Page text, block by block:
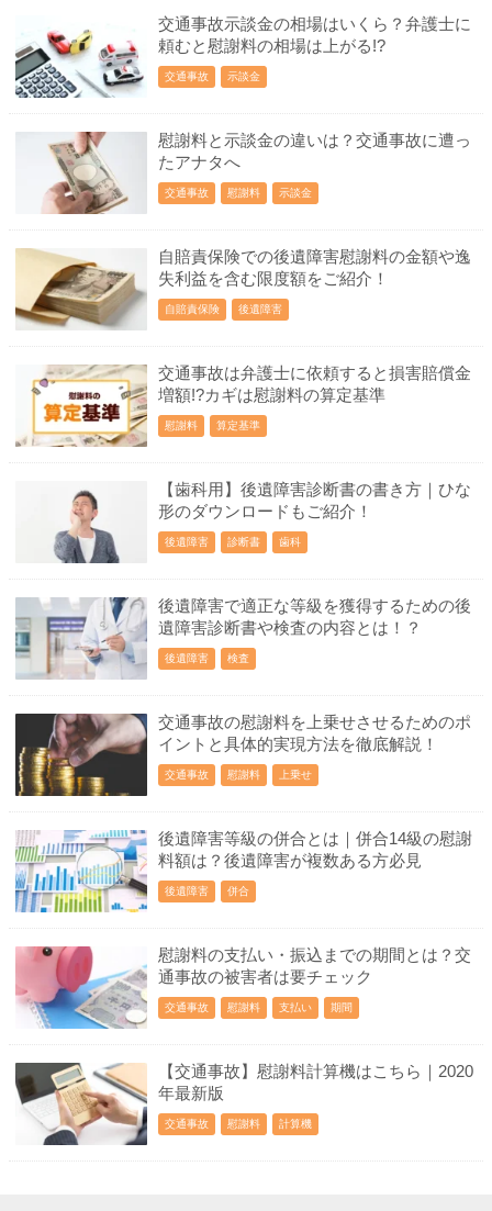
交通事故示談金の相場はいくら？弁護士に
頼むと慰謝料の相場は上がる!?
交通事故 示談金
慰謝料と示談金の違いは？交通事故に遭っ
たアナタへ
交通事故 慰謝料 示談金
自賠責保険での後遺障害慰謝料の金額や逸
失利益を含む限度額をご紹介！
自賠責保険 後遺障害
交通事故は弁護士に依頼すると損害賠償金
増額!?カギは慰謝料の算定基準
慰謝料 算定基準
【歯科用】後遺障害診断書の書き方｜ひな
形のダウンロードもご紹介！
後遺障害 診断書 歯科
後遺障害で適正な等級を獲得するための後
遺障害診断書や検査の内容とは！？
後遺障害 検査
交通事故の慰謝料を上乗せさせるためのポ
イントと具体的実現方法を徹底解説！
交通事故 慰謝料 上乗せ
後遺障害等級の併合とは｜併合14級の慰謝
料額は？後遺障害が複数ある方必見
後遺障害 併合
慰謝料の支払い・振込までの期間とは？交
通事故の被害者は要チェック
交通事故 慰謝料 支払い 期間
【交通事故】慰謝料計算機はこちら｜2020
年最新版
交通事故 慰謝料 計算機